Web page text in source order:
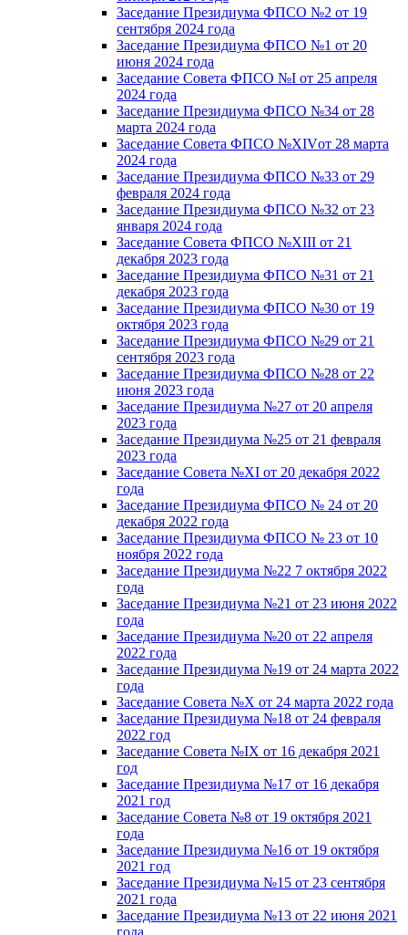
Заседание Президиума ФПСО №2 от 19
сентября 2024 года
Заседание Президиума ФПСО №1 от 20
июня 2024 года
Заседание Совета ФПСО №I от 25 апреля
2024 года
Заседание Президиума ФПСО №34 от 28
марта 2024 года
Заседание Совета ФПСО №XIVот 28 марта
2024 года
Заседание Президиума ФПСО №33 от 29
февраля 2024 года
Заседание Президиума ФПСО №32 от 23
января 2024 года
Заседание Совета ФПСО №XIII от 21
декабря 2023 года
Заседание Президиума ФПСО №31 от 21
декабря 2023 года
Заседание Президиума ФПСО №30 от 19
октября 2023 года
Заседание Президиума ФПСО №29 от 21
сентября 2023 года
Заседание Президиума ФПСО №28 от 22
июня 2023 года
Заседание Президиума №27 от 20 апреля
2023 года
Заседание Президиума №25 от 21 февраля
2023 года
Заседание Совета №XI от 20 декабря 2022
года
Заседание Президиума ФПСО № 24 от 20
декабря 2022 года
Заседание Президиума ФПСО № 23 от 10
ноября 2022 года
Заседание Президиума №22 7 октября 2022
года
Заседание Президиума №21 от 23 июня 2022
года
Заседание Президиума №20 от 22 апреля
2022 года
Заседание Президиума №19 от 24 марта 2022
года
Заседание Совета №X от 24 марта 2022 года
Заседание Президиума №18 от 24 февраля
2022 год
Заседание Совета №IX от 16 декабря 2021
год
Заседание Президиума №17 от 16 декабря
2021 год
Заседание Совета №8 от 19 октября 2021
года
Заседание Президиума №16 от 19 октября
2021 год
Заседание Президиума №15 от 23 сентября
2021 года
Заседание Президиума №13 от 22 июня 2021
года